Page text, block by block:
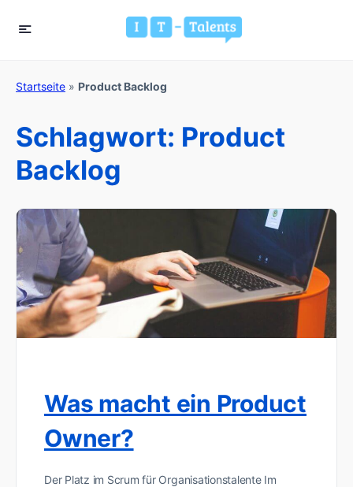
Startseite » Product Backlog
Schlagwort: Product
Backlog
Was macht ein Product
Owner?
Der Platz im Scrum für Organisationstalente Im